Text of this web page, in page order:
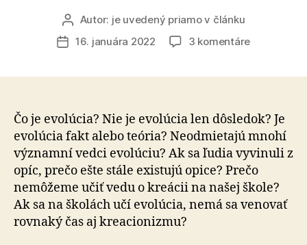
Autor
článku
Autor: je uvedený priamo v článku
Dátum
16. januára 2022 3 komentárena
kladené
otázky
(7.
časť)
Čo je evolúcia? Nie je evolúcia len dôsledok? Je
evolúcia fakt alebo teória? Neodmietajú mnohí
významní vedci evolúciu? Ak sa ľudia vyvinuli z
opíc, prečo ešte stále existujú opice? Prečo
nemôžeme učiť vedu o kreácii na našej škole?
Ak sa na školách učí evolúcia, nemá sa venovať
rovnaký čas aj kreacionizmu?